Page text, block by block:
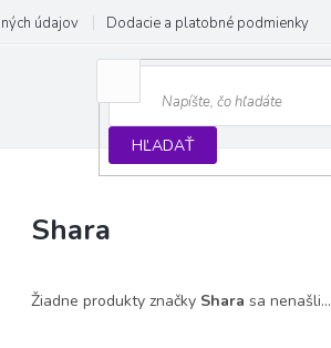
údajov Dodacie a platobné podmienky
HĽADAŤ
Shara
Žiadne produkty značky Shara sa nenašli...